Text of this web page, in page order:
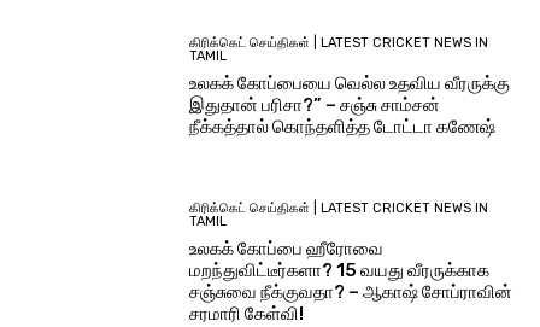
கிரிக்கெட் செய்திகள் | LATEST CRICKET NEWS IN
TAMIL
உலகக் கோப்பையை வெல்ல உதவிய வீரருக்கு
இதுதான் பரிசா?” – சஞ்சு சாம்சன்
நீக்கத்தால் கொந்தளித்த டோட்டா கணேஷ்
கிரிக்கெட் செய்திகள் | LATEST CRICKET NEWS IN
TAMIL
உலகக் கோப்பை ஹீரோவை
மறந்துவிட்டீர்களா? 15 வயது வீரருக்காக
சஞ்சுவை நீக்குவதா? – ஆகாஷ் சோப்ராவின்
சரமாரி கேள்வி!